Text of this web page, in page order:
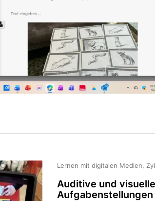
Lernen mit digitalen Medien,
Auditive und visuelle
Aufgabenstellungen